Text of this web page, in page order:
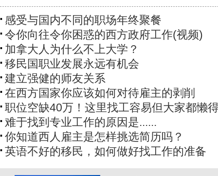
感受与国内不同的职场年终聚餐
令你向往令你困惑的西方政府工作(视频)
加拿大人为什么不上大学？
移民国职业发展永远有机会
建立强健的师友关系
在西方国家你应该如何对待雇主的剥削
职位空缺40万！这里找工容易但大家都懒
难于找到专业工作的原因是......
你知道西人雇主是怎样挑选简历吗？
英语不好的移民，如何做好找工作的准备